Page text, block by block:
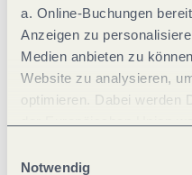
a. Online-Buchungen
Anzeigen zu
Medien anbieten zu
Website zu analysieren,
optimieren. Dabei werden
jederzeit widerrufen
Notwendig
Für
Schaut euch auch die